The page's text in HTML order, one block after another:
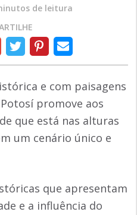
de leitura
e com paisagens
promove aos
que está nas alturas
um cenário único e
que apresentam
e a influência do